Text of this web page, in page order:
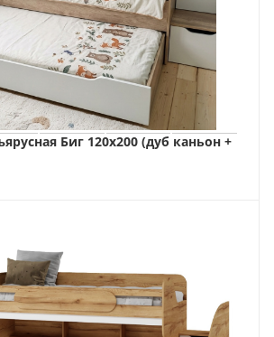
Биг 120х200 (дуб каньон +